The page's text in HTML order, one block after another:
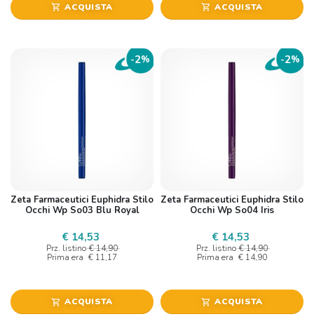
shopping_cart ACQUISTA shopping_cart ACQUISTA
-2%
Zeta Farmaceutici Euphidra Stilo
Occhi Wp So03 Blu Royal
€ 14,53
Prz. listino € 14,90
Prima era € 11,17
shopping_cart ACQUISTA
-2%
Zeta Farmaceutici Euphidra Stilo
Occhi Wp So04 Iris
€ 14,53
Prz. listino € 14,90
Prima era € 14,90
shopping_cart ACQUISTA